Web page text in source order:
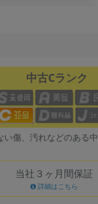
中古Cランク
い傷、汚れなどのある
当社３ヶ月間保証
詳細はこちら